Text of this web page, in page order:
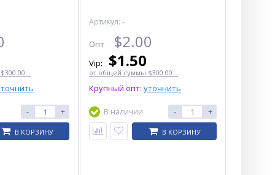
- +
В КОРЗИНУ
Артикул: -
Опт $2.00
Vip: $1.50
от общей суммы $300.00...
Крупный опт: уточнить
В наличии - +
В КОРЗИНУ